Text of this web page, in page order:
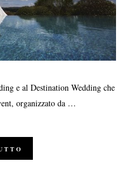
e al Destination Wedding che
organizzato da …